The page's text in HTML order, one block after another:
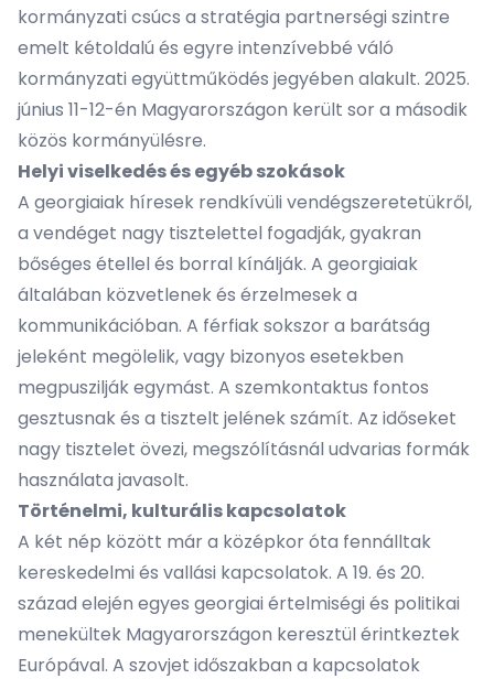
kormányzati csúcs a stratégia partnerségi szintre
emelt kétoldalú és egyre intenzívebbé váló
kormányzati együttműködés jegyében alakult. 2025.
június 11-12-én Magyarországon került sor a második
közös kormányülésre.
Helyi viselkedés és egyéb szokások
A georgiaiak híresek rendkívüli vendégszeretetükről,
a vendéget nagy tisztelettel fogadják, gyakran
bőséges étellel és borral kínálják. A georgiaiak
általában közvetlenek és érzelmesek a
kommunikációban. A férfiak sokszor a barátság
jeleként megölelik, vagy bizonyos esetekben
megpuszilják egymást. A szemkontaktus fontos
gesztusnak és a tisztelt jelének számít. Az időseket
nagy tisztelet övezi, megszólításnál udvarias formák
használata javasolt.
Történelmi, kulturális kapcsolatok
A két nép között már a középkor óta fennálltak
kereskedelmi és vallási kapcsolatok. A 19. és 20.
század elején egyes georgiai értelmiségi és politikai
menekültek Magyarországon keresztül érintkeztek
Európával. A szovjet időszakban a kapcsolatok